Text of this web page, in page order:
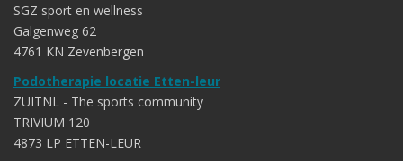
SGZ sport en wellness
Galgenweg 62
4761 KN Zevenbergen
Podotherapie locatie Etten-leur
ZUITNL - The sports community
TRIVIUM 120
4873 LP ETTEN-LEUR